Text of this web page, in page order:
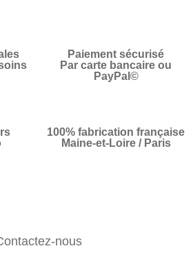
Paiement sécurisé
Par carte bancaire ou
PayPal©
100% fabrication française
Maine-et-Loire / Paris
nous